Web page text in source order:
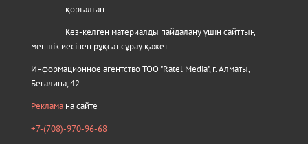
қорғалған
Кез-келген материалды пайдалану үшін сайттың
меншік иесінен рұқсат сұрау қажет.
Информационное агентство ТОО "Ratel Media", г. Алматы,
Бегалина, 42
Реклама на сайте
+7-(708)-970-96-68